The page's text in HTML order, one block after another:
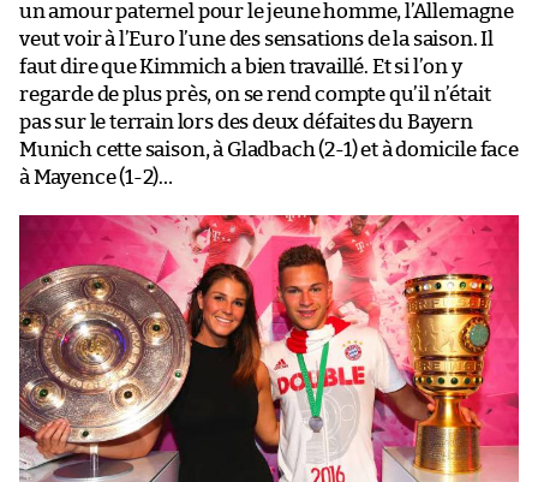
un amour paternel pour le jeune homme, l’Allemagne
veut voir à l’Euro l’une des sensations de la saison. Il
faut dire que Kimmich a bien travaillé. Et si l’on y
regarde de plus près, on se rend compte qu’il n’était
pas sur le terrain lors des deux défaites du Bayern
Munich cette saison, à Gladbach (2-1) et à domicile face
à Mayence (1-2)…